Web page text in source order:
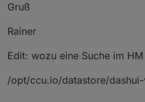
Gruß
Rainer
Edit: wozu eine Suche im
/opt/ccu.io/datastore/